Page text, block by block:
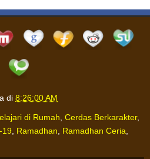
di 8:26:00 AM
di Rumah Cerdas Berkarakter,
19 Ramadhan Ramadhan Ceria